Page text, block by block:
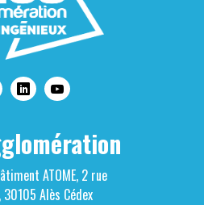
ATOME, 2 rue
Alès Cédex